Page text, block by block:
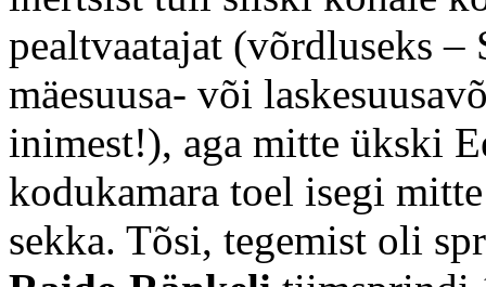
pealtvaatajat (võrdluseks –
mäesuusa- või
inimest!), aga mitte ükski
kodukamara toel isegi
sekka. Tõsi, tegemist oli